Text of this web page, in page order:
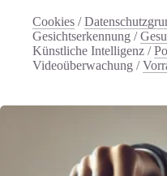
Cookies /
Gesichtserkennung /
Künstliche Intelligenz /
Videoüberwachung /